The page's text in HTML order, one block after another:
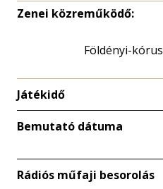
Zenei közreműködő:
Földényi-kórus
Játékidő
Bemutató dátuma
Rádiós műfaji besorolás